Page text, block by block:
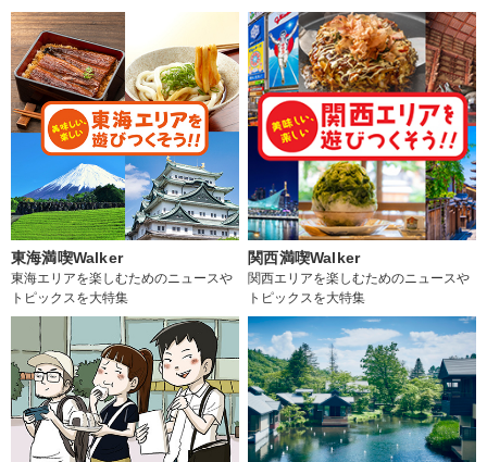
東海満喫Walker
東海エリアを楽しむためのニュースや
トピックスを大特集
関西満喫Walker
関西エリアを楽しむためのニュースや
トピックスを大特集